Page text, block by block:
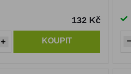
132 Kč
KOUPIT